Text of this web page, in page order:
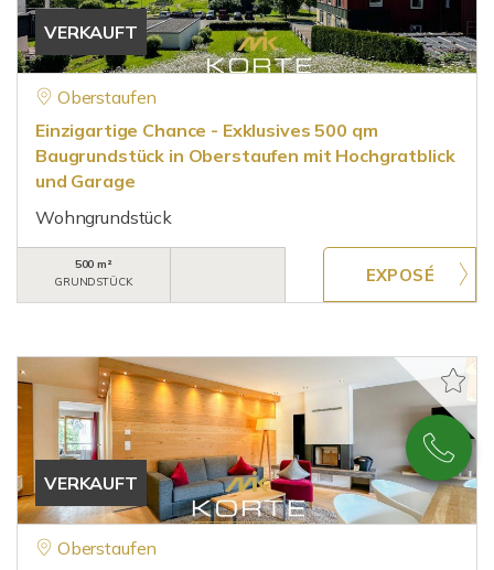
VERKAUFT
Oberstaufen
Einzigartige Chance - Exklusives 500 qm
Baugrundstück in Oberstaufen mit Hochgratblick
und Garage
Wohngrundstück
500 m²
GRUNDSTÜCK
VERKAUFT
Oberstaufen